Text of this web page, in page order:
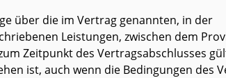
über die im Vertrag genannten, in der
Leistungen, zwischen dem
Zeitpunkt des Vertragsabschlusses
ist, auch wenn die Bedingungen des